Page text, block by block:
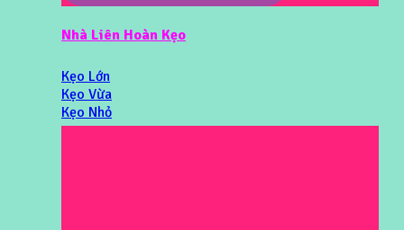
Nhà Liên Hoàn Kẹo
Kẹo Lớn
Kẹo Vừa
Kẹo Nhỏ